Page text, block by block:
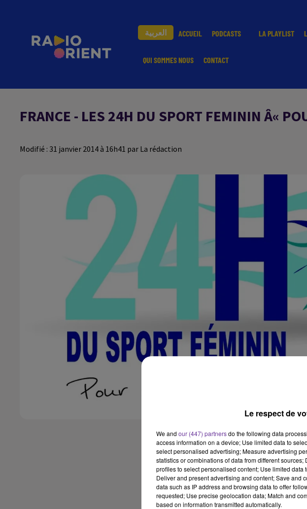
العربية ACCUEIL PODCASTS LA PLAYLIST
QUI SOMMES NOUS CONTACT
FRANCE - LES 24H DU SPORT FEMININ Â«
Modifié : 31 janvier 2014 à 16h41 par La rédaction
Le respect de
We and our (447) partnersdo the following data
access information on a device; Use limited data to
select personalised advertising; Measure advertising
statistics or combinations of data from different
profiles to select personalised content; Use limited
Deliver and present advertising and content; Save and
data such as IP address and browsing data to offer
requested; Use precise geolocation data; Match and
based on information transmitted automatically.